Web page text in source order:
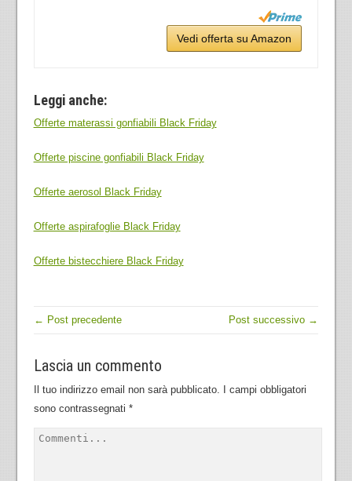
Vedi offerta su Amazon
Leggi anche:
Offerte materassi gonfiabili Black Friday
Offerte piscine gonfiabili Black Friday
Offerte aerosol Black Friday
Offerte aspirafoglie Black Friday
Offerte bistecchiere Black Friday
← Post precedente Post successivo →
Lascia un commento
Il tuo indirizzo email non sarà pubblicato. I campi obbligatori
sono contrassegnati *